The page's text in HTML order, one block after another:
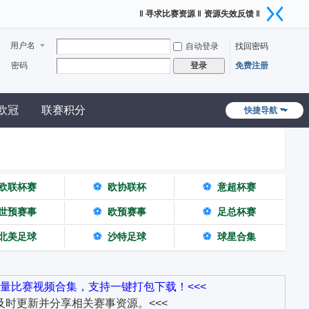
‖ 寻求比赛资源 ‖ 资源失效反馈 ‖
用户名 自动登录
找回密码
密码
登录 免费注册
快捷导航
冠 联赛积分
联杯赛 ⚽ 欧协联杯 ⚽ 意超杯赛
预赛事 ⚽ 欧预赛事 ⚽ 足总杯赛
美足球 ⚽ 沙特足球 ⚽ 球星合集
比赛视频合集，支持一键打包下载！<<<
更新并分享相关赛事资源。<<<